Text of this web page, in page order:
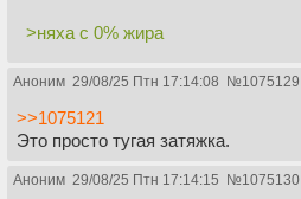
>няха с 0% жира
Аноним 29/08/25 Птн 17:14:08 №1075129
>>1075121
Это просто тугая затяжка.
Аноним 29/08/25 Птн 17:14:15 №1075130